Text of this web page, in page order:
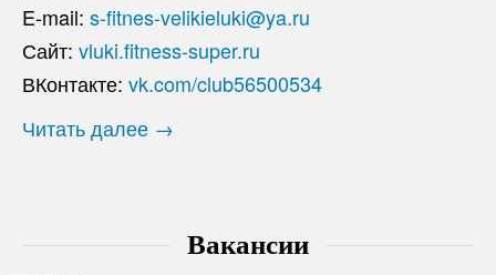
E-mail: s-fitnes-velikieluki@ya.ru
Сайт: vluki.fitness-super.ru
ВКонтакте: vk.com/club56500534
Читать далее →
Вакансии